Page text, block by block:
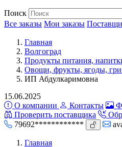
Поиск
Все заказы Мои заказы
Главная
Волгоград
Продукты питания,
Овощи, фрукты, ягоды,
ИП Абдулкаримовна
15.06.2025
О компании
Контакты
Проверить поставщика
79692************
Главная